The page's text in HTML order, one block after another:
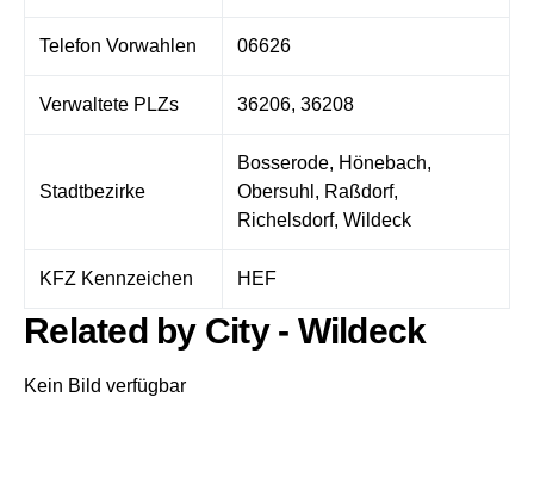
Telefon Vorwahlen 06626
Verwaltete PLZs 36206, 36208
Stadtbezirke
Bosserode, Hönebach,
Obersuhl, Raßdorf,
Richelsdorf, Wildeck
KFZ Kennzeichen HEF
Related by City - Wildeck
Kein Bild verfügbar